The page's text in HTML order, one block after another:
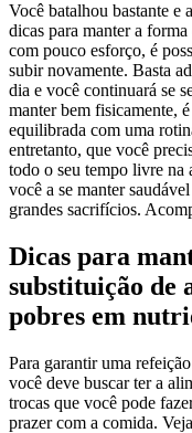
Você batalhou bastante e
dicas para manter a
com pouco esforço, é
subir novamente. Basta
dia e você continuará se
manter bem fisicamente,
equilibrada com uma
entretanto, que você
todo o seu tempo livre na
você a se manter
grandes sacrifícios.
Dicas para
substituição de
pobres em
Para garantir uma
você deve buscar ter a
trocas que você pode
prazer com a comida.